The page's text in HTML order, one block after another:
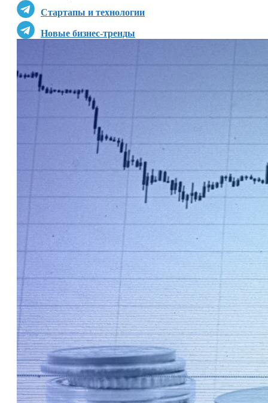
Стартапы и технологии
Новые бизнес-тренды